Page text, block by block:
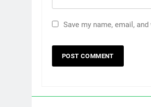
Save my name, email,